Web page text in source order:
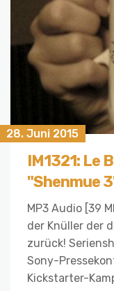
28. Juni 2015
IM1321: Le
"Shenmue
MP3 Audio [39
der Knüller der
zurück!
Sony-
Kickstarter-